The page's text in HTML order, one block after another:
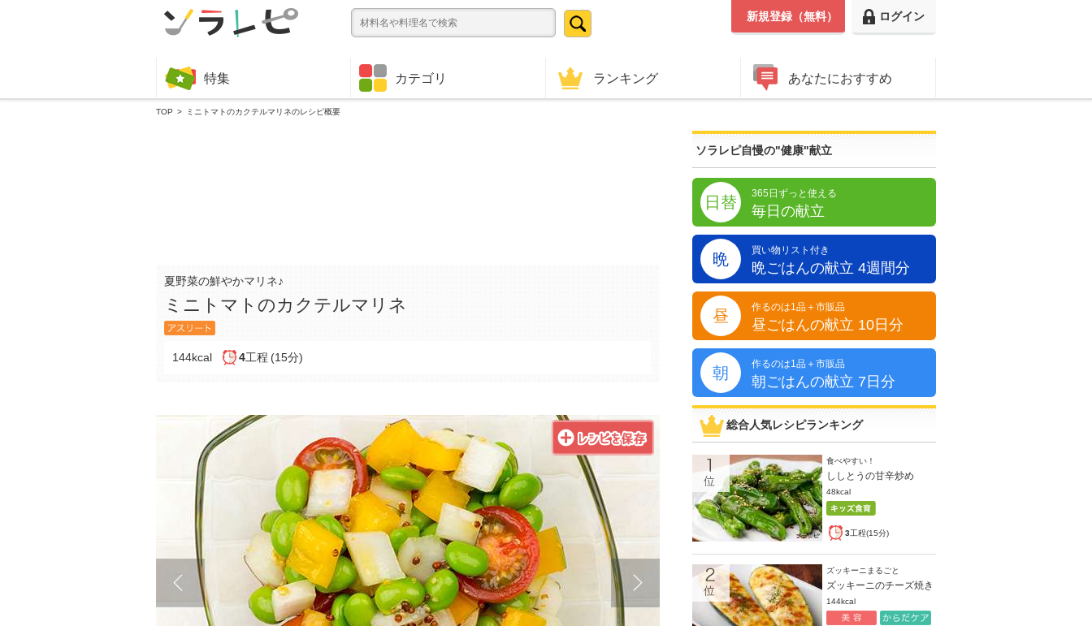
ログイン
新規登録（無料）
特集 カテゴリ ランキング あなたにおすすめ
TOP ミニトマトのカクテルマリネのレシピ概要
夏野菜の鮮やかマリネ♪
ミニトマトのカクテルマリネ
144kcal 4工程 (15分)
ソラレピ自慢の"健康"献立
日替 365日ずっと使える
毎日の献立
晩 買い物リスト付き
晩ごはんの献立 4週間分
昼 作るのは1品＋市販品
昼ごはんの献立 10日分
朝 作るのは1品＋市販品
朝ごはんの献立 7日分
総合人気レシピランキング
食べやすい！
ししとうの甘辛炒め
48kcal
3工程(15分)
ズッキーニまるごと
ズッキーニのチーズ焼き
144kcal